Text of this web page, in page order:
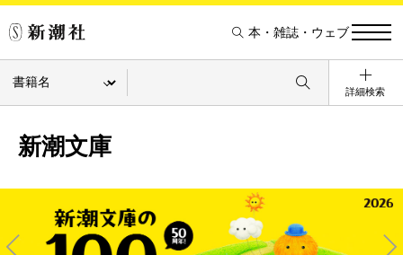
本・雑誌・ウェブ
詳細検索
新潮文庫